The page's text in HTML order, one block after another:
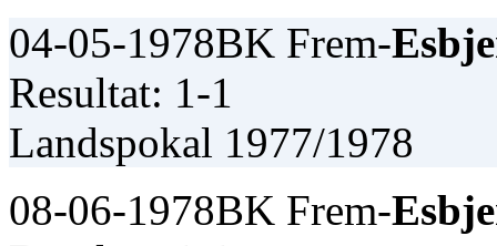
04-05-1978BK Frem-
Resultat: 1-1
Landspokal 1977/1978
08-06-1978BK Frem-